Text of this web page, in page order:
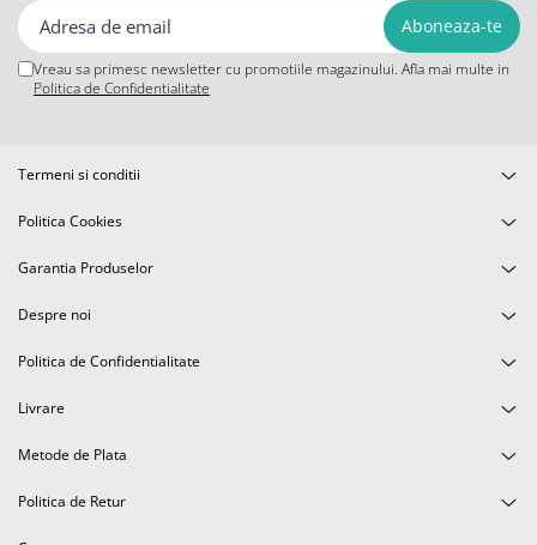
iPhone 6 Plus
iPhone 6s
iPhone 6s Plus
iPhone 8
iPhone SE 1
iPhone SE 2 (2020)
iPhone X
iPhone XR
iPhone Xs Max
Vreau sa primesc newsletter cu promotiile magazinului. Afla mai multe in
Politica de Confidentialitate
Termeni si conditii
Politica Cookies
Garantia Produselor
Despre noi
Politica de Confidentialitate
Livrare
Metode de Plata
Politica de Retur